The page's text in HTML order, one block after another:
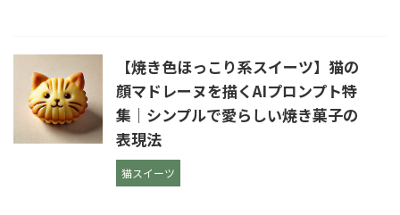
【焼き色ほっこり系スイーツ】猫の
顔マドレーヌを描くAIプロンプト特
集｜シンプルで愛らしい焼き菓子の
表現法
猫スイーツ